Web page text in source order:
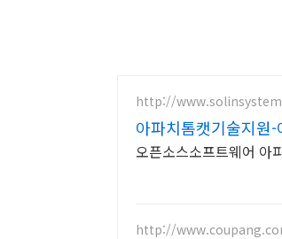
http://
아파치톰캣기술지원
오픈소스소프트웨어 아
http://